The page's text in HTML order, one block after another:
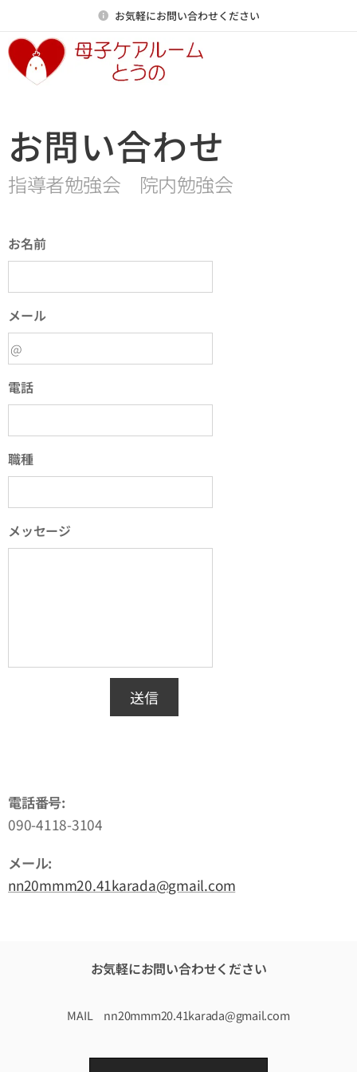
お気軽にお問い合わせください
お問い合わせ
指導者勉強会 院内勉強会
お名前
メール
電話
職種
メッセージ
送信
電話番号:
090-4118-3104
メール:
nn20mmm20.41karada@gmail.com
お気軽にお問い合わせください
MAIL nn20mmm20.41karada@gmail.com